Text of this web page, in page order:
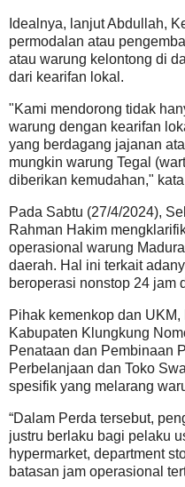
Idealnya, lanjut Abdullah,
permodalan atau
atau warung kelontong di
dari kearifan lokal.
"Kami mendorong tidak
warung dengan kearifan
yang berdagang jajanan
mungkin warung Tegal
diberikan kemudahan,"
Pada Sabtu (27/4/2024),
Rahman Hakim
operasional warung
daerah. Hal ini terkait
beroperasi nonstop 24 jam
Pihak kemenkop dan
Kabupaten Klungkung
Penataan dan Pembinaan
Perbelanjaan dan Toko
spesifik yang melarang
“Dalam Perda tersebut,
justru berlaku bagi pelaku
hypermarket, department
batasan jam operasional